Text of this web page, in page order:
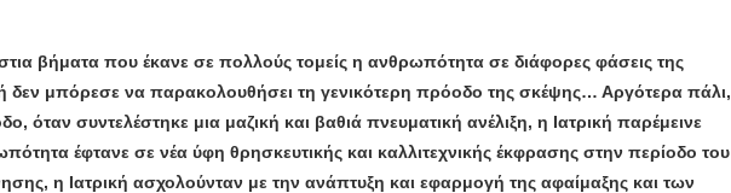
βήματα που έκανε σε πολλούς τομείς η ανθρωπότητα σε διάφορες φάσεις της
δεν μπόρεσε να παρακολουθήσει τη γενικότερη πρόοδο της σκέψης… Αργότερα πάλι,
όταν συντελέστηκε μια μαζική και βαθιά πνευματική ανέλιξη, η Ιατρική παρέμεινε
έφτανε σε νέα ύφη θρησκευτικής και καλλιτεχνικής έκφρασης στην περίοδο του
η Ιατρική ασχολούνταν με την ανάπτυξη και εφαρμογή της αφαίμαξης και των